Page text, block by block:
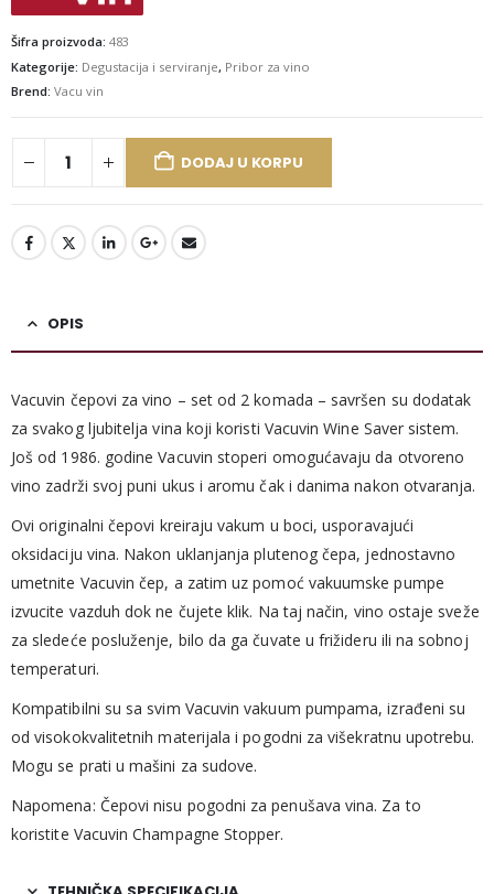
Šifra proizvoda: 483
Kategorije: Degustacija i serviranje, Pribor za vino
Brend: Vacu vin
DODAJ U KORPU
OPIS
Vacuvin čepovi za vino – set od 2 komada – savršen su dodatak
za svakog ljubitelja vina koji koristi Vacuvin Wine Saver sistem.
Još od 1986. godine Vacuvin stoperi omogućavaju da otvoreno
vino zadrži svoj puni ukus i aromu čak i danima nakon otvaranja.
Ovi originalni čepovi kreiraju vakum u boci, usporavajući
oksidaciju vina. Nakon uklanjanja plutenog čepa, jednostavno
umetnite Vacuvin čep, a zatim uz pomoć vakuumske pumpe
izvucite vazduh dok ne čujete klik. Na taj način, vino ostaje sveže
za sledeće posluženje, bilo da ga čuvate u frižideru ili na sobnoj
temperaturi.
Kompatibilni su sa svim Vacuvin vakuum pumpama, izrađeni su
od visokokvalitetnih materijala i pogodni za višekratnu upotrebu.
Mogu se prati u mašini za sudove.
Napomena: Čepovi nisu pogodni za penušava vina. Za to
koristite Vacuvin Champagne Stopper.